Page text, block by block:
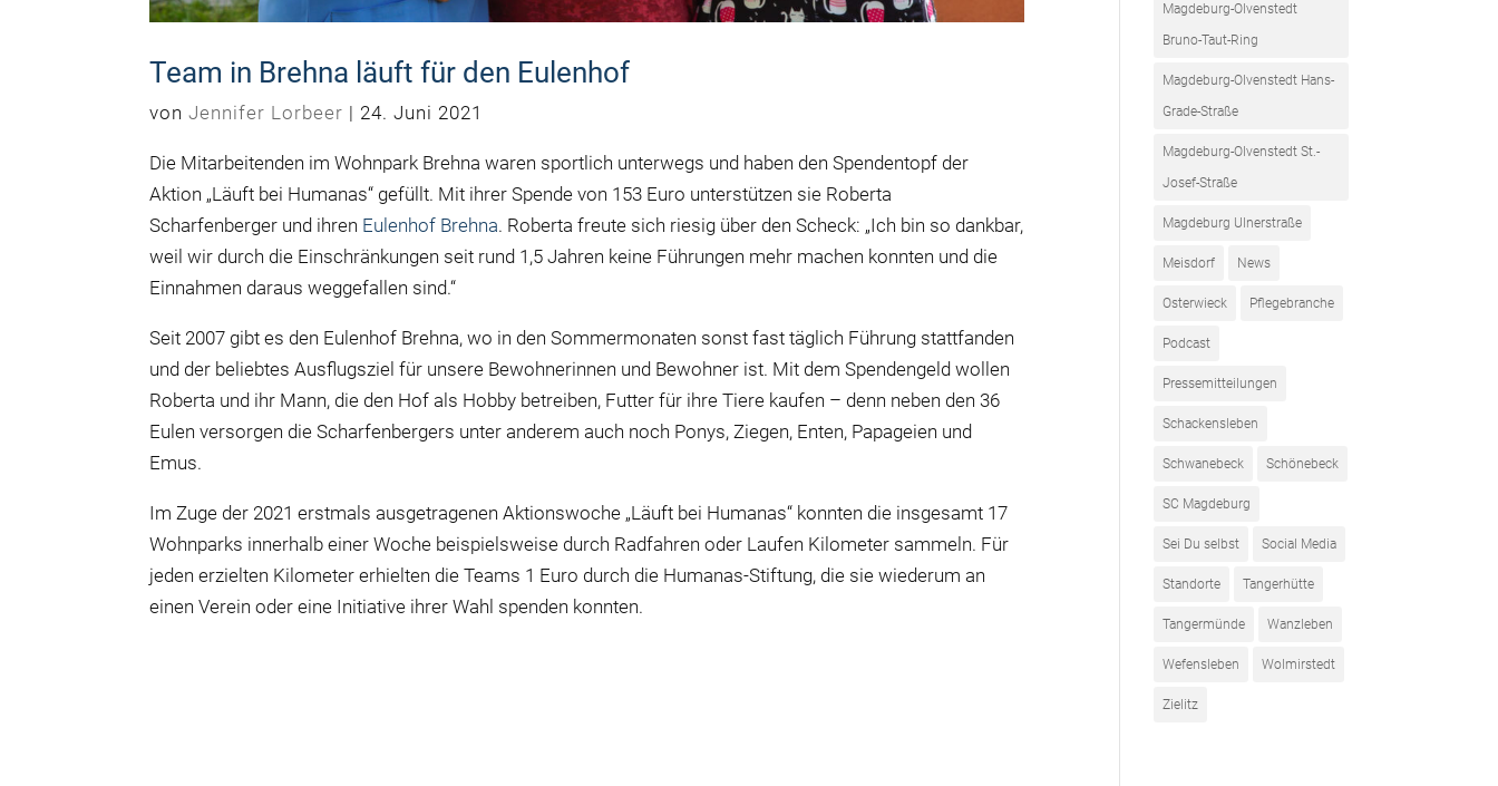
Team in Brehna läuft für den Eulenhof
vonJennifer Lorbeer | 24. Juni 2021
Die Mitarbeitenden im Wohnpark Brehna waren sportlich unterwegs und haben den Spendentopf der
Aktion „Läuft bei Humanas“ gefüllt. Mit ihrer Spende von 153 Euro unterstützen sie Roberta
Scharfenberger und ihren Eulenhof Brehna. Roberta freute sich riesig über den Scheck: „Ich bin so dankbar,
weil wir durch die Einschränkungen seit rund 1,5 Jahren keine Führungen mehr machen konnten und die
Einnahmen daraus weggefallen sind.“
Seit 2007 gibt es den Eulenhof Brehna, wo in den Sommermonaten sonst fast täglich Führung stattfanden
und der beliebtes Ausflugsziel für unsere Bewohnerinnen und Bewohner ist. Mit dem Spendengeld wollen
Roberta und ihr Mann, die den Hof als Hobby betreiben, Futter für ihre Tiere kaufen – denn neben den 36
Eulen versorgen die Scharfenbergers unter anderem auch noch Ponys, Ziegen, Enten, Papageien und
Emus.
Im Zuge der 2021 erstmals ausgetragenen Aktionswoche „Läuft bei Humanas“ konnten die insgesamt 17
Wohnparks innerhalb einer Woche beispielsweise durch Radfahren oder Laufen Kilometer sammeln. Für
jeden erzielten Kilometer erhielten die Teams 1 Euro durch die Humanas-Stiftung, die sie wiederum an
einen Verein oder eine Initiative ihrer Wahl spenden konnten.
Magdeburg-Olvenstedt
Bruno-Taut-Ring
Magdeburg-Olvenstedt Hans-
Grade-Straße
Magdeburg-Olvenstedt St.-
Josef-Straße
Magdeburg Ulnerstraße
Meisdorf News
Osterwieck Pflegebranche
Podcast
Pressemitteilungen
Schackensleben
Schwanebeck Schönebeck
SC Magdeburg
Sei Du selbst Social Media
Standorte Tangerhütte
Tangermünde Wanzleben
Wefensleben Wolmirstedt
Zielitz